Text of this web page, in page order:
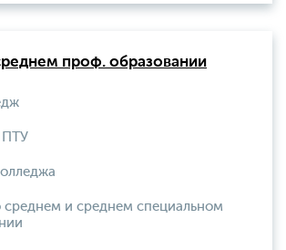
проф. образовании
ПТУ
и среднем специальном